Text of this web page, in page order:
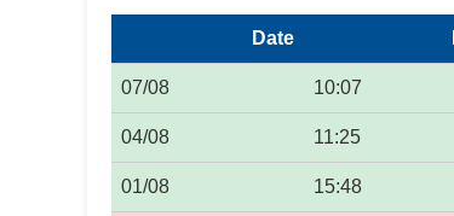
Date
07/08 10:07
04/08 11:25
01/08 15:48